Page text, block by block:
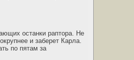
останки раптора. Не
и заберет Карла.
по пятам за